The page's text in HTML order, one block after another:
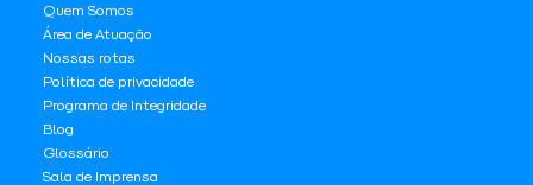
Quem Somos
Área de Atuação
Nossas rotas
Política de privacidade
Programa de Integridade
Blog
Glossário
Sala de Imprensa